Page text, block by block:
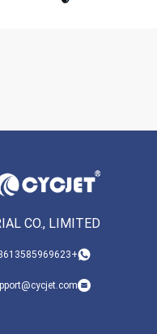
CO., LIMITED
+8613585969623